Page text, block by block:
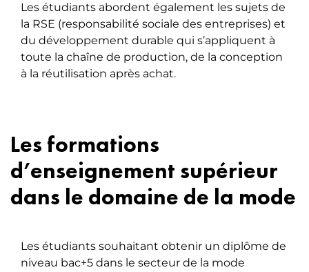
Les étudiants abordent également les sujets de
la RSE (responsabilité sociale des entreprises) et
du développement durable qui s’appliquent à
toute la chaîne de production, de la conception
à la réutilisation après achat.
Les formations
d’enseignement supérieur
dans le domaine de la mode
Les étudiants souhaitant obtenir un diplôme de
niveau bac+5 dans le secteur de la mode